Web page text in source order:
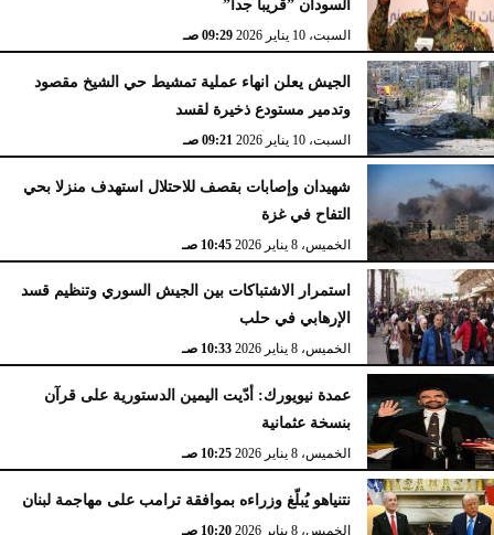
السودان ”قريبا جدا”
السبت، 10 يناير 2026 09:29 صـ
الجيش يعلن انهاء عملية تمشيط حي الشيخ مقصود
وتدمير مستودع ذخيرة لقسد
السبت، 10 يناير 2026 09:21 صـ
شهيدان وإصابات بقصف للاحتلال استهدف منزلا بحي
التفاح في غزة
الخميس، 8 يناير 2026 10:45 صـ
استمرار الاشتباكات بين الجيش السوري وتنظيم قسد
الإرهابي في حلب
الخميس، 8 يناير 2026 10:33 صـ
عمدة نيويورك: أدّيت اليمين الدستورية على قرآن
بنسخة عثمانية
الخميس، 8 يناير 2026 10:25 صـ
نتنياهو يُبلّغ وزراءه بموافقة ترامب على مهاجمة لبنان
الخميس، 8 يناير 2026 10:20 صـ